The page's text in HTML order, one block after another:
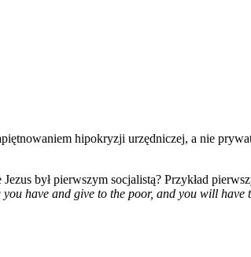
hipokryzji urzędniczej, a nie
był pierwszym socjalistą? Przykład
have and give to the poor, and you will have